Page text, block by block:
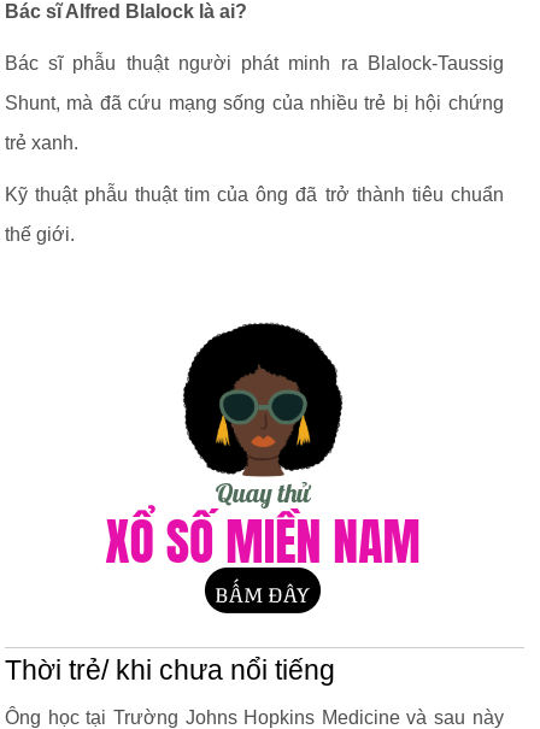
Bác sĩ Alfred Blalock là ai?
Bác sĩ phẫu thuật người phát minh ra Blalock-Taussig
Shunt, mà đã cứu mạng sống của nhiều trẻ bị hội chứng
trẻ xanh.
Kỹ thuật phẫu thuật tim của ông đã trở thành tiêu chuẩn
thế giới.
Thời trẻ/ khi chưa nổi tiếng
Ông học tại Trường Johns Hopkins Medicine và sau này